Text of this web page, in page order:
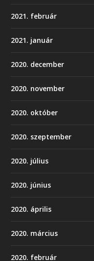
2021. február
2021. január
2020. december
2020. november
2020. október
2020. szeptember
2020. július
2020. június
2020. április
2020. március
2020. február